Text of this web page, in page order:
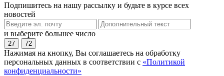
Подпишитесь на нашу рассылку и будьте в курсе всех
новостей
и выберите большее число
27 72
Нажимая на кнопку, Вы соглашаетесь на обработку
персональных данных в соответствии с «Политикой
конфиденциальности»